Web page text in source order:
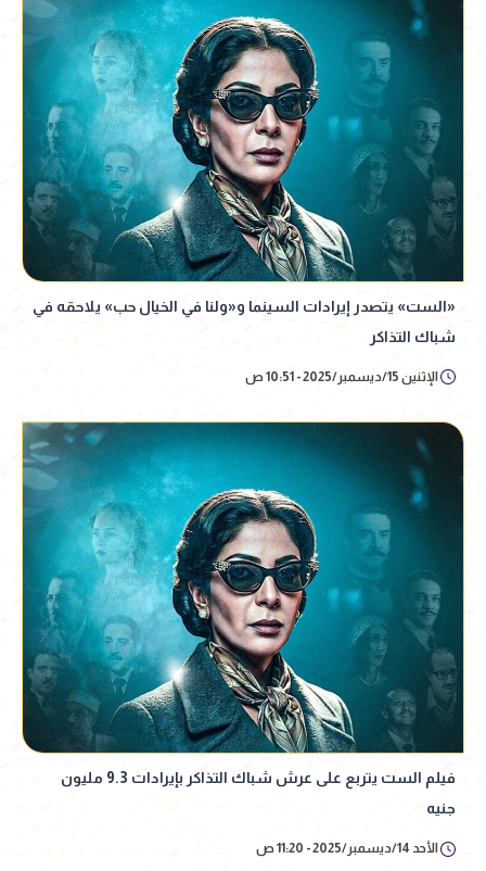
«الست» يتصدر إيرادات السينما و«ولنا في الخيال حب» يلاحقه في
شباك التذاكر
الإثنين 15/ديسمبر/2025 - 10:51 ص
فيلم الست يتربع على عرش شباك التذاكر بإيرادات 9.3 مليون
جنيه
الأحد 14/ديسمبر/2025 - 11:20 ص